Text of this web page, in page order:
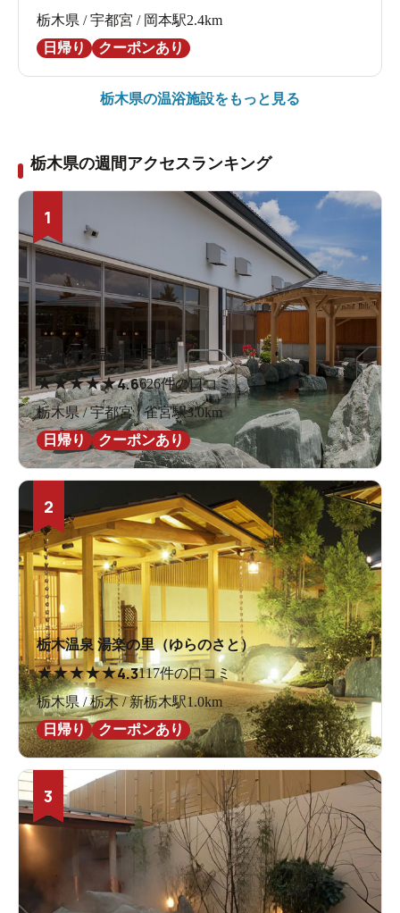
栃木県 / 宇都宮 / 岡本駅2.4km
日帰り
クーポンあり
栃木県の温浴施設をもっと見る
栃木県の週間アクセスランキング
1
宮の街道温泉 江戸遊
★★★★★4.6626件の口コミ
栃木県 / 宇都宮 / 雀宮駅3.0km
日帰り
クーポンあり
2
栃木温泉 湯楽の里（ゆらのさと）
★★★★★4.3117件の口コミ
栃木県 / 栃木 / 新栃木駅1.0km
日帰り
クーポンあり
3